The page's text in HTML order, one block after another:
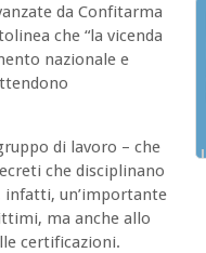
da Confitarma
che “la vicenda
nazionale e
di lavoro – che
che disciplinano
infatti, un’importante
ma anche allo
certificazioni.